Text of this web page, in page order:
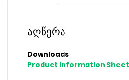
აღწერა
Downloads
Product Information Sheet